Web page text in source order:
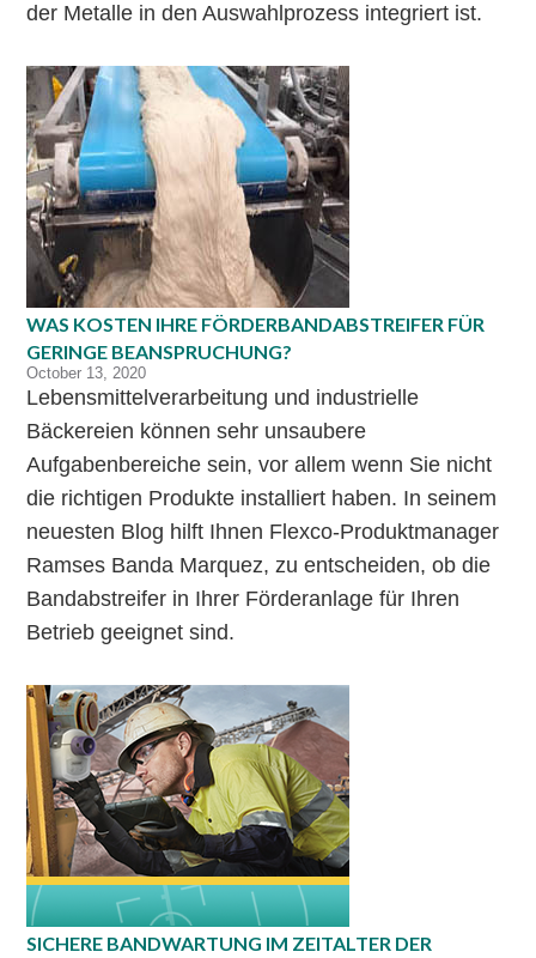
der Metalle in den Auswahlprozess integriert ist.
WAS KOSTEN IHRE FÖRDERBANDABSTREIFER FÜR
GERINGE BEANSPRUCHUNG?
October 13, 2020
Lebensmittelverarbeitung und industrielle
Bäckereien können sehr unsaubere
Aufgabenbereiche sein, vor allem wenn Sie nicht
die richtigen Produkte installiert haben. In seinem
neuesten Blog hilft Ihnen Flexco-Produktmanager
Ramses Banda Marquez, zu entscheiden, ob die
Bandabstreifer in Ihrer Förderanlage für Ihren
Betrieb geeignet sind.
SICHERE BANDWARTUNG IM ZEITALTER DER